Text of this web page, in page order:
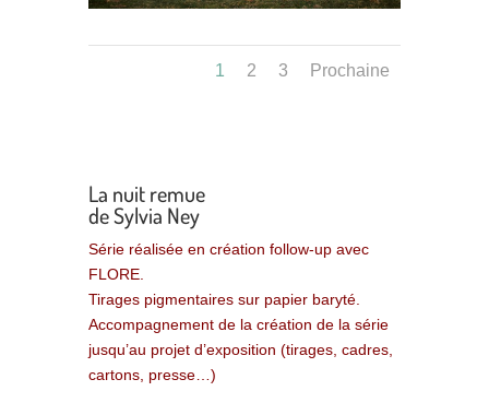
1 2 3 Prochaine
La nuit remue
de Sylvia Ney
Série réalisée en création follow-up avec
FLORE.
Tirages pigmentaires sur papier baryté.
Accompagnement de la création de la série
jusqu’au projet d’exposition (tirages, cadres,
cartons, presse…)